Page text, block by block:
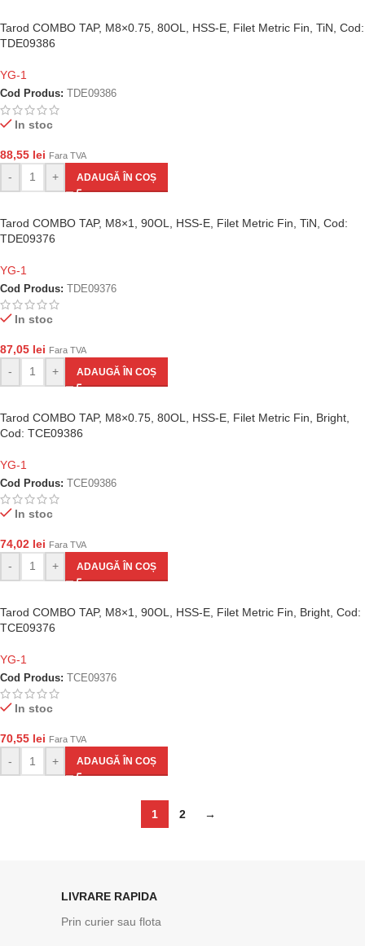
Tarod COMBO TAP, M8×0.75, 80OL, HSS-E, Filet Metric Fin, TiN, Cod:
TDE09386
YG-1
Cod Produs: TDE09386
In stoc
88,55 lei Fara TVA
- + ADAUGĂ ÎN COȘ
Tarod COMBO TAP, M8×1, 90OL, HSS-E, Filet Metric Fin, TiN, Cod:
TDE09376
YG-1
Cod Produs: TDE09376
In stoc
87,05 lei Fara TVA
- + ADAUGĂ ÎN COȘ
Tarod COMBO TAP, M8×0.75, 80OL, HSS-E, Filet Metric Fin, Bright,
Cod: TCE09386
YG-1
Cod Produs: TCE09386
In stoc
74,02 lei Fara TVA
- + ADAUGĂ ÎN COȘ
Tarod COMBO TAP, M8×1, 90OL, HSS-E, Filet Metric Fin, Bright, Cod:
TCE09376
YG-1
Cod Produs: TCE09376
In stoc
70,55 lei Fara TVA
- + ADAUGĂ ÎN COȘ
1 2 →
LIVRARE RAPIDA
Prin curier sau flota